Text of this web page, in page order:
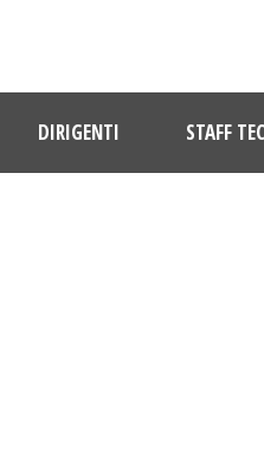
DIRIGENTI STAFF